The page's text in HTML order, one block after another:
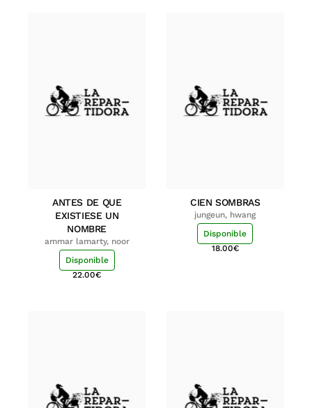
ANTES DE QUE
EXISTIESE UN
NOMBRE
ammar lamarty, noor
Disponible
22.00€
CIEN SOMBRAS
jungeun, hwang
Disponible
18.00€